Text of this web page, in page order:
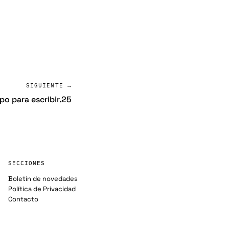
SIGUIENTE →
para escribir.25
SECCIONES
Boletín de novedades
Política de Privacidad
Contacto